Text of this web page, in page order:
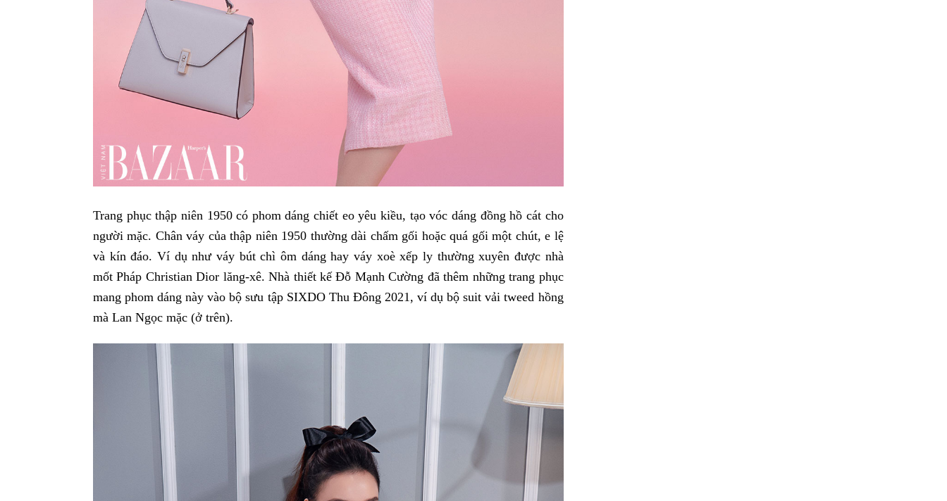
Trang phục thập niên 1950 có phom dáng chiết eo yêu kiều, tạo vóc dáng đồng hồ cát cho
người mặc. Chân váy của thập niên 1950 thường dài chấm gối hoặc quá gối một chút, e lệ
và kín đáo. Ví dụ như váy bút chì ôm dáng hay váy xoè xếp ly thường xuyên được nhà
mốt Pháp Christian Dior lăng-xê. Nhà thiết kế Đỗ Mạnh Cường đã thêm những trang phục
mang phom dáng này vào bộ sưu tập SIXDO Thu Đông 2021, ví dụ bộ suit vải tweed hồng
mà Lan Ngọc mặc (ở trên).